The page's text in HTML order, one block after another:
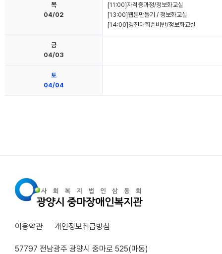
목
04/02
[11:00]자격증과정/정보화교실
[13:00]웹툰만들기 / 정보화교실
[14:00]경진대회준비반/정보화교실
금
04/03
토
04/04
이용약관 개인정보취급방침
57797 전남광주 광양시 중마로 525(마동)